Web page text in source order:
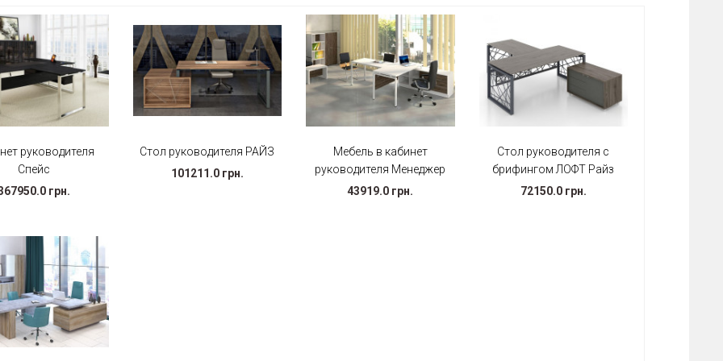
руководителя
Спейс
грн.
Стол руководителя РАЙЗ
101211.0 грн.
Мебель в кабинет
руководителя Менеджер
43919.0 грн.
Стол руководителя с
брифингом ЛОФТ Райз
72150.0 грн.